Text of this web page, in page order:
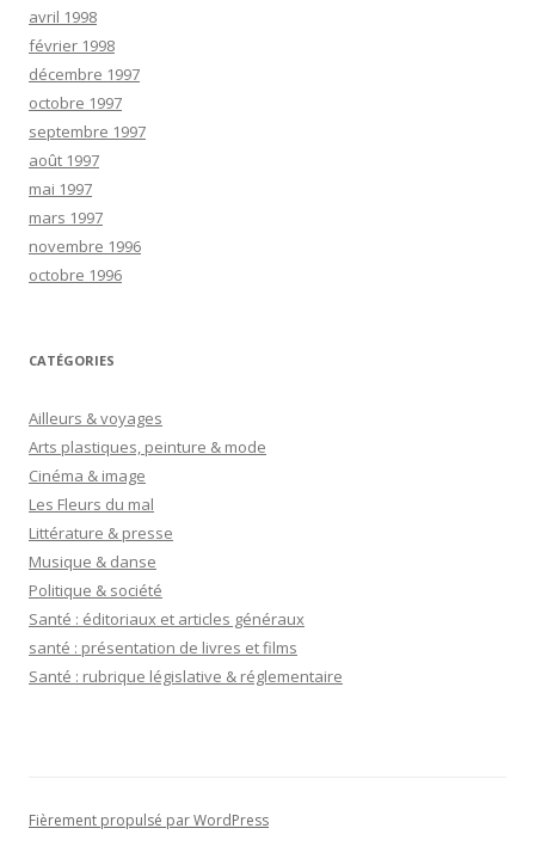
avril 1998
février 1998
décembre 1997
octobre 1997
septembre 1997
août 1997
mai 1997
mars 1997
novembre 1996
octobre 1996
CATÉGORIES
Ailleurs & voyages
Arts plastiques, peinture & mode
Cinéma & image
Les Fleurs du mal
Littérature & presse
Musique & danse
Politique & société
Santé : éditoriaux et articles généraux
santé : présentation de livres et films
Santé : rubrique législative & réglementaire
Fièrement propulsé par WordPress